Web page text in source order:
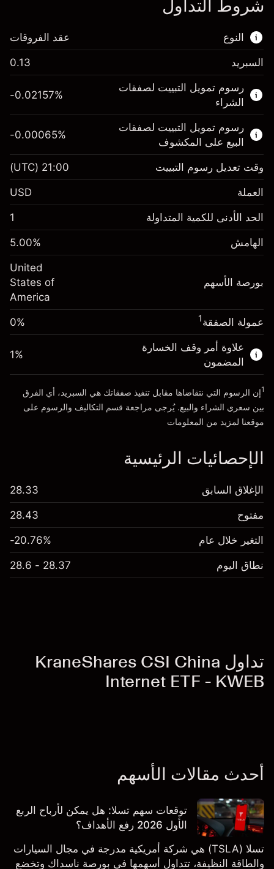
شروط التداول
النوع
هذا السوق المالي متاح للتداول من خلال عقود
الفروقات.
اعرف المزيد عن:
عقود الفروقات
عقد الفروقات
السبريد 0.13
رسوم تمويل التبييت لصفقات
الشراء
$1,000.00
رسوم التبييت
الرسوم من قيمة الصفقة الكاملة
%
(-$4.31)
حجم الصفقة بالرافعة المالية ~$20,000.00
الأموال من الرافعة المالية ~ دولار
انتقل إلى المنصة
-0.02157%
رسوم تمويل التبييت لصفقات
البيع على المكشوف
الهامش. استثمارك $1,000.00
رسوم التبييت
الرسوم من قيمة الصفقة الكاملة
-0.000654
%
(-$0.13)
حجم الصفقة بالرافعة المالية ~
الأموال من الرافعة المالية ~ دولار
انتقل إلى المنصة
-0.00065%
وقت تعديل رسوم التبييت 21:00
(UTC)
العملة USD
الحد الأدنى للكمية المتداولة 1
الهامش 5.00%
بورصة الأسهم
United
States of
America
عمولة الصفقة1
0%
علاوة أمر وقف الخسارة
المضمون
1%
1إن الرسوم التي نتقاضاها مقابل تنفيذ صفقاتك هي السبريد، أي الفرق
بين سعري الشراء والبيع. يُرجى مراجعة قسم التكاليف والرسوم على
موقعنا لمزيد من المعلومات
الإحصائيات الرئيسية
الإغلاق السابق 28.33
مفتوح 28.43
التغير خلال عام -20.76%
نطاق اليوم 28.37 - 28.6
تداول KraneShares CSI China
Internet ETF - KWEB
أحدث مقالات الأسهم
توقعات سهم تسلا: هل يمكن لأرباح الربع
الأول 2026 رفع الأهداف؟
تسلا (TSLA) هي شركة أمريكية مدرجة في مجال السيارات
والطاقة النظيفة، تتداول أسهمها في بورصة ناسداك وتخضع